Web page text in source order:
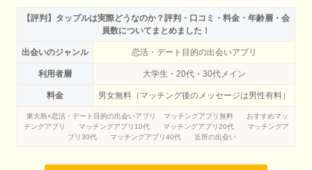
【評判】タップルは実際どうなのか？評判・口コミ・料金・年齢層・会
員数についてまとめました！
出会いのジャンル 恋活・デート目的の出会いアプリ
利用者層 大学生・20代・30代メイン
料金 男女無料（マッチング後のメッセージは男性有料）
東大島×恋活・デート目的の出会いアプリ マッチングアプリ無料
おすすめマッ
チングアプリ
マッチングアプリ10代 マッチングアプリ20代
マッチングア
プリ30代
マッチングアプリ40代 近所の出会い